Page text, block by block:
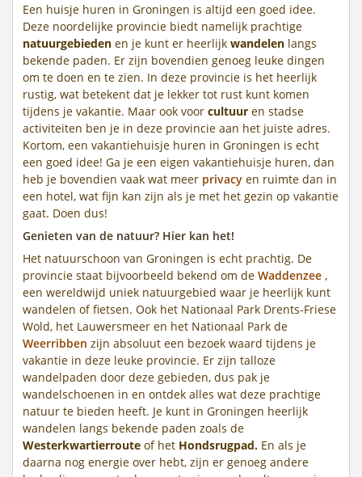
Een huisje huren in Groningen is altijd een goed idee.
Deze noordelijke provincie biedt namelijk prachtige
natuurgebieden en je kunt er heerlijk wandelen langs
bekende paden. Er zijn bovendien genoeg leuke dingen
om te doen en te zien. In deze provincie is het heerlijk
rustig, wat betekent dat je lekker tot rust kunt komen
tijdens je vakantie. Maar ook voor cultuur en stadse
activiteiten ben je in deze provincie aan het juiste adres.
Kortom, een vakantiehuisje huren in Groningen is echt
een goed idee! Ga je een eigen vakantiehuisje huren, dan
heb je bovendien vaak wat meer privacy en ruimte dan in
een hotel, wat fijn kan zijn als je met het gezin op vakantie
gaat. Doen dus!
Genieten van de natuur? Hier kan het!
Het natuurschoon van Groningen is echt prachtig. De
provincie staat bijvoorbeeld bekend om de Waddenzee ,
een wereldwijd uniek natuurgebied waar je heerlijk kunt
wandelen of fietsen. Ook het Nationaal Park Drents-Friese
Wold, het Lauwersmeer en het Nationaal Park de
Weerribben zijn absoluut een bezoek waard tijdens je
vakantie in deze leuke provincie. Er zijn talloze
wandelpaden door deze gebieden, dus pak je
wandelschoenen in en ontdek alles wat deze prachtige
natuur te bieden heeft. Je kunt in Groningen heerlijk
wandelen langs bekende paden zoals de
Westerkwartierroute of het Hondsrugpad. En als je
daarna nog energie over hebt, zijn er genoeg andere